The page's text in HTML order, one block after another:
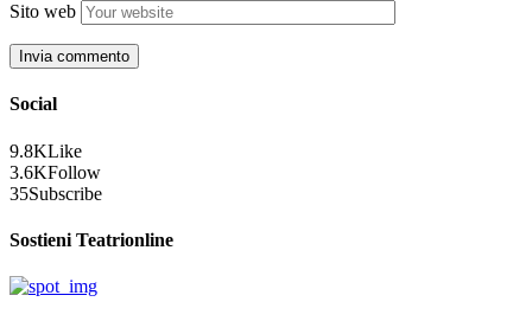
Sito web
Social
9.8KLike
3.6KFollow
35Subscribe
Sostieni Teatrionline